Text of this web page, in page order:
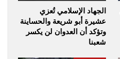
الجهاد الإسلامي تُعزي
عشيرة أبو شريعة والحساينة
وتؤكد أن العدوان لن يكسر
شعبنا